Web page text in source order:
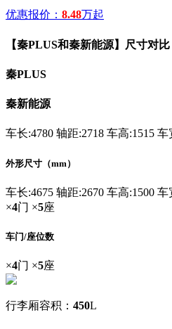
优惠报价： 8.48万起
【秦PLUS和秦新能源】尺寸对
秦PLUS
秦新能源
车长:4780 轴距:2718 车高:1515 车
外形尺寸（mm）
车长:4675 轴距:2670 车高:1500 车
×4门 ×5座
车门/座位数
×4门 ×5座
行李厢容积： 450L